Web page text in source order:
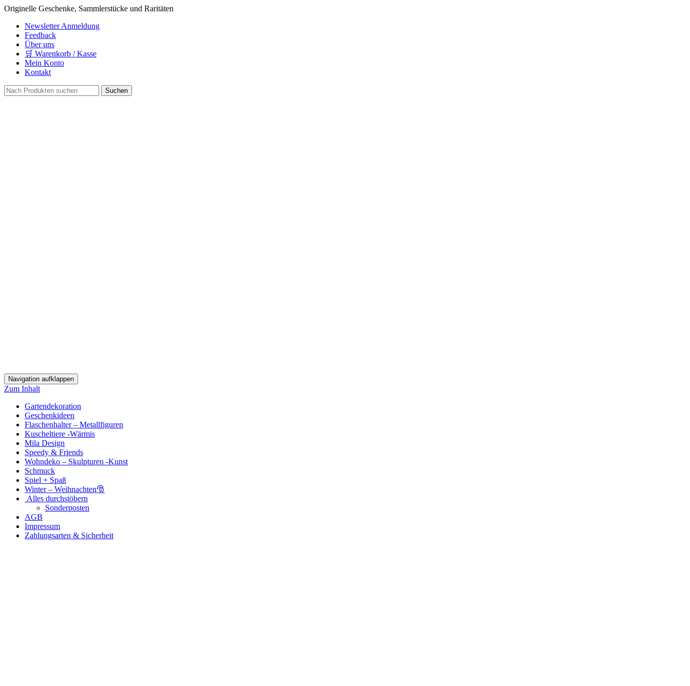
Originelle Geschenke, Sammlerstücke und Raritäten
Newsletter Anmeldung
Feedback
Über uns
🛒 Warenkorb / Kasse
Mein Konto
Kontakt
Navigation aufklappen
Zum Inhalt
Gartendekoration
Geschenkideen
Flaschenhalter – Metallfiguren
Kuscheltiere -Wärmis
Mila Design
Speedy & Friends
Wohndeko – Skulpturen -Kunst
Schmuck
Spiel + Spaß
Winter – Weihnachten🎅
Alles durchstöbern
Sonderposten
AGB
Impressum
Zahlungsarten & Sicherheit